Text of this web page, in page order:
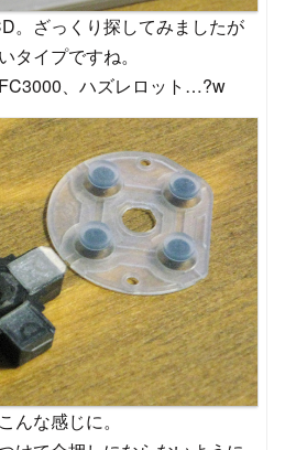
。ざっくり探してみましたが
タイプですね。
、ハズレロット…?w
んな感じに。